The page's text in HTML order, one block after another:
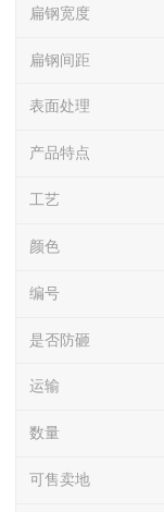
扁钢宽度
扁钢间距
表面处理
产品特点
工艺
颜色
编号
是否防砸
运输
数量
可售卖地